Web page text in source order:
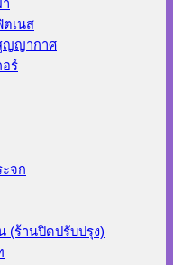
ตเนส
ญญากาศ
อร์
จก
(ร้านปิดปรับปรุง)